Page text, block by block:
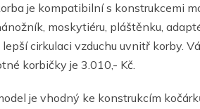
je kompatibilní s konstrukcemi
moskytiéru, pláštěnku,
cirkulaci vzduchu uvnitř korby.
korbičky je 3.010,- Kč.
je vhodný ke konstrukcím